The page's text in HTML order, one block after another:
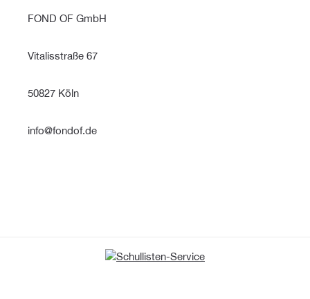
FOND OF GmbH
Vitalisstraße 67
50827 Köln
info@fondof.de